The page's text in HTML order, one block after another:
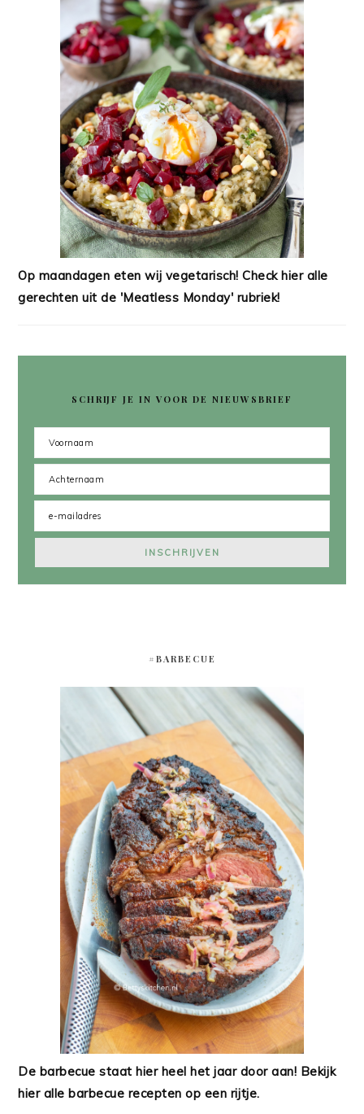
Op maandagen eten wij vegetarisch! Check hier alle
gerechten uit de 'Meatless Monday' rubriek!
SCHRIJF JE IN VOOR DE NIEUWSBRIEF
#BARBECUE
De barbecue staat hier heel het jaar door aan! Bekijk
hier alle barbecue recepten op een rijtje.